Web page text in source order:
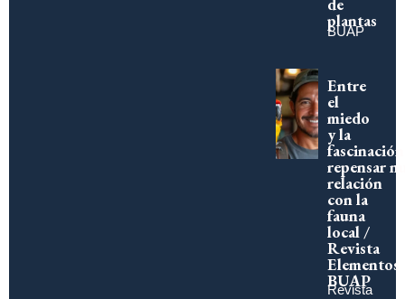
de
plantas
BUAP
Entre
el
miedo
y la
repensar
relación
con la
fauna
local /
Revista
Elementos
BUAP
Revista